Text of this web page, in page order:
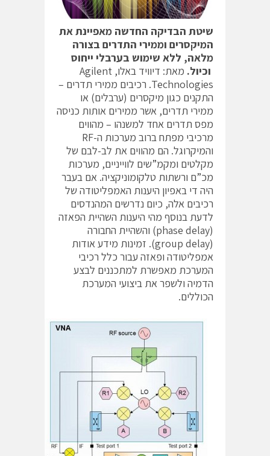
שיטת הבדיקה החדשה מאפיינת את
המיקסרים וממירי התדרים בצורה
מלאה, ללא שימוש בערבלי ייחוס
וכיול.
מאת: דיוויד באלו, Agilent
Technologies. רכיבים ממירי תדרים –
התקנים כגון מיקסרים (ערבלים) או
ממירי תדרים, אשר ממירים אותות כניסה
מפס תדרים אחד למשנהו – מהווים
מרכיבי מפתח ברוב מערכות ה-RF
והמיקרוגל. הם מהווים את לב-לבם של
מקלטים ומקמ”שים לווייניים, מערכות
מכ”ם ורשתות טלקומוניקציה. אם בעבר
היה די באפיון היענות האמפליטודה של
רכיבים אלה, כיום נדרשים המהנדסים
לדעת בנוסף מהי היענות השהיית הפאזה
(phase delay) והשהיית החבורה
(group delay). זמינות מידע אודות
אמפליטודה ופאזה עבור כלל רכיבי
המערכת מאפשרת למתכננים לבצע
הדמיה ולשפר את ביצועי המערכת
הכוללים.